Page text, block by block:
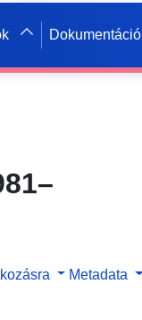
Dokumentáció
Metadata